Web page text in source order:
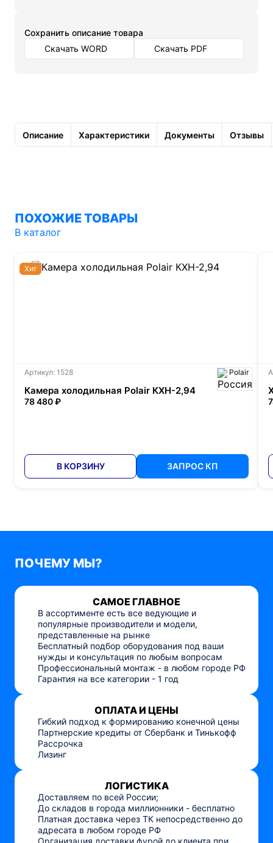
Cохранить описание товара
Скачать WORD
Скачать PDF
Описание Характеристики Документы Отзывы
ПОХОЖИЕ ТОВАРЫ
В каталог
Артикул: 1528 Polair
Камера холодильная Polair КХН-2,94
Хит
78 480 ₽
В КОРЗИНУ ЗАПРОС КП
ПОЧЕМУ МЫ?
САМОЕ ГЛАВНОЕ
В ассортименте есть все ведующие и
популярные производители и модели,
представленные на рынке
Бесплатный подбор оборудования под ваши
нужды и консультация по любым вопросам
Профессиональный монтаж - в любом городе РФ
Гарантия на все категории - 1 год
ОПЛАТА И ЦЕНЫ
Гибкий подход к формированию конечной цены
Партнерские кредиты от Сбербанк и Тинькофф
Рассрочка
Лизинг
ЛОГИСТИКА
Доставляем по всей России;
До складов в города миллионники - бесплатно
Платная доставка через ТК непосредственно до
адресата в любом городе РФ
Организация доставки фурой до клиента при